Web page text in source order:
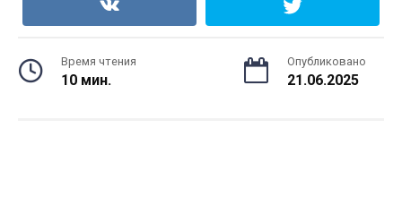
Время чтения
10 мин.
Опубликовано
21.06.2025